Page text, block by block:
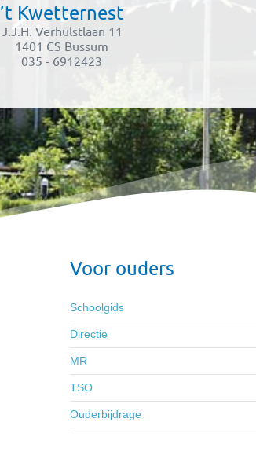
’t Kwetternest
J.J.H. Verhulstlaan 11
1401 CS Bussum
035 - 6912423
Voor ouders
Schoolgids
Directie
MR
TSO
Ouderbijdrage